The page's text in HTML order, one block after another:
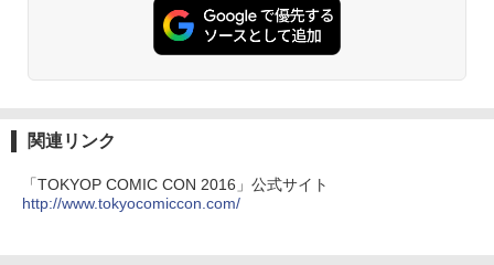
関連リンク
「TOKYOP COMIC CON 2016」公式サイト
http://www.tokyocomiccon.com/